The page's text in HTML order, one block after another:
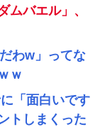
ムバエル」、
わw」ってな
ｗ
「面白いです
トしまくった